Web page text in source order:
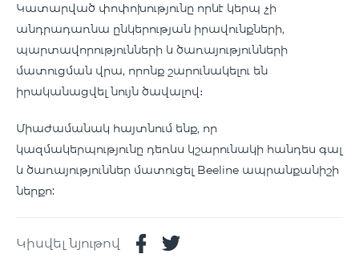
Կատարված փոփոխությունը որևէ կերպ չի
անդրադառնա ընկերության իրավունքների,
պարտավորությունների և ծառայությունների
մատուցման վրա, որոնք շարունակելու են
իրականացվել նույն ծավալով։
Միաժամանակ հայտնում ենք, որ
կազմակերպությունը դեռևս կշարունակի հանդես գալ
և ծառայություններ մատուցել Beeline ապրանքանիշի
ներքո:
Կիսվել նյութով